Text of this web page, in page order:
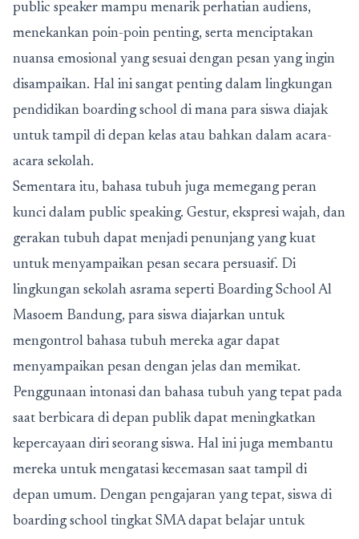
public speaker mampu menarik perhatian audiens,
menekankan poin-poin penting, serta menciptakan
nuansa emosional yang sesuai dengan pesan yang ingin
disampaikan. Hal ini sangat penting dalam lingkungan
pendidikan boarding school di mana para siswa diajak
untuk tampil di depan kelas atau bahkan dalam acara-
acara sekolah.
Sementara itu, bahasa tubuh juga memegang peran
kunci dalam public speaking. Gestur, ekspresi wajah, dan
gerakan tubuh dapat menjadi penunjang yang kuat
untuk menyampaikan pesan secara persuasif. Di
lingkungan sekolah asrama seperti Boarding School Al
Masoem Bandung, para siswa diajarkan untuk
mengontrol bahasa tubuh mereka agar dapat
menyampaikan pesan dengan jelas dan memikat.
Penggunaan intonasi dan bahasa tubuh yang tepat pada
saat berbicara di depan publik dapat meningkatkan
kepercayaan diri seorang siswa. Hal ini juga membantu
mereka untuk mengatasi kecemasan saat tampil di
depan umum. Dengan pengajaran yang tepat, siswa di
boarding school tingkat SMA dapat belajar untuk